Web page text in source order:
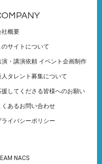
社概要
のサイトについて
演・講演依頼 イベント企画制作
人タレント募集について
援してくださる皆様へのお願い
くあるお問い合わせ
ライバシーポリシー
NACS